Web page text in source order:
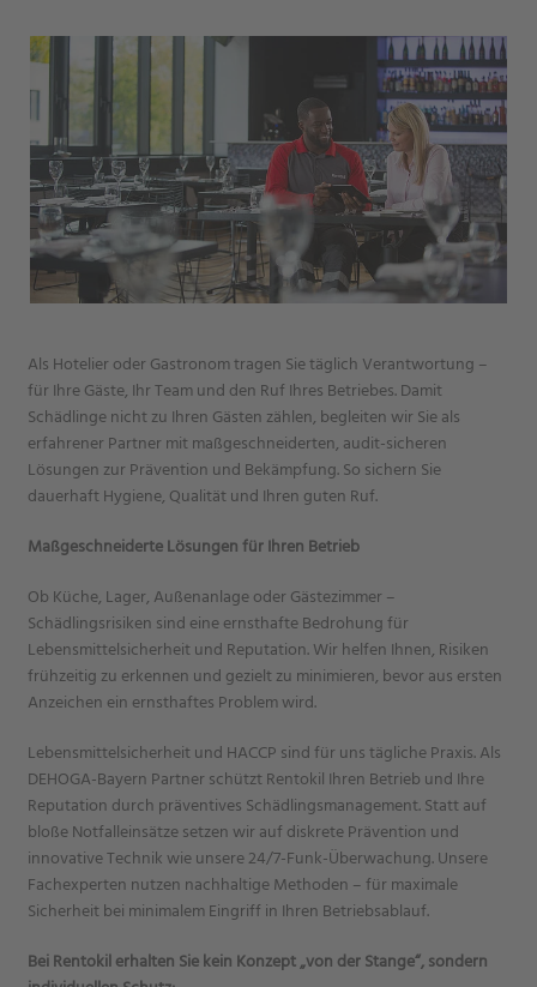
Als Hotelier oder Gastronom tragen Sie täglich Verantwortung –
für Ihre Gäste, Ihr Team und den Ruf Ihres Betriebes. Damit
Schädlinge nicht zu Ihren Gästen zählen, begleiten wir Sie als
erfahrener Partner mit maßgeschneiderten, audit-sicheren
Lösungen zur Prävention und Bekämpfung. So sichern Sie
dauerhaft Hygiene, Qualität und Ihren guten Ruf.
Maßgeschneiderte Lösungen für Ihren Betrieb
Ob Küche, Lager, Außenanlage oder Gästezimmer –
Schädlingsrisiken sind eine ernsthafte Bedrohung für
Lebensmittelsicherheit und Reputation. Wir helfen Ihnen, Risiken
frühzeitig zu erkennen und gezielt zu minimieren, bevor aus ersten
Anzeichen ein ernsthaftes Problem wird.
Lebensmittelsicherheit und HACCP sind für uns tägliche Praxis. Als
DEHOGA-Bayern Partner schützt Rentokil Ihren Betrieb und Ihre
Reputation durch präventives Schädlingsmanagement. Statt auf
bloße Notfalleinsätze setzen wir auf diskrete Prävention und
innovative Technik wie unsere 24/7-Funk-Überwachung. Unsere
Fachexperten nutzen nachhaltige Methoden – für maximale
Sicherheit bei minimalem Eingriff in Ihren Betriebsablauf.
Bei Rentokil erhalten Sie kein Konzept „von der Stange“, sondern